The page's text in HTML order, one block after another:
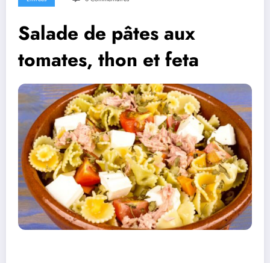
Salade de pâtes aux
tomates, thon et feta